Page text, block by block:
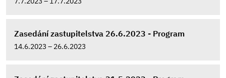
Zasedání zastupitelstva 26.6.2023 - Program
14.6.2023 – 26.6.2023